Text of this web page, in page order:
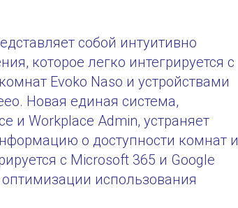
собой интуитивно
которое легко интегрируется с
Evoko Naso и устройствами
Новая единая система,
и Workplace Admin, устраняет
о доступности комнат и
с Microsoft 365 и Google
использования